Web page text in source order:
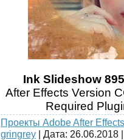
Ink Slideshow
After Effects Version
Required
Проекты Adobe After Effects
gringrey | Дата: 26.06.2018